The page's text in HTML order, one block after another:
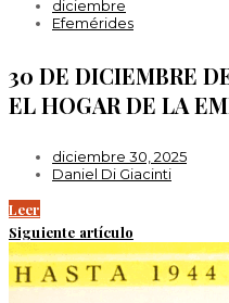
diciembre
Efemérides
30 DE DICIEMBRE
EL HOGAR DE LA
diciembre 30, 2025
Daniel Di Giacinti
Leer
Siguiente artículo